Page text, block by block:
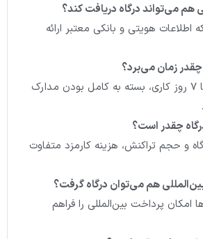
می‌تواند درگاه دریافت کند؟
اطلاعات هویتی و بانکی معتبر ارائه
زمان می‌برد؟
معمولاً بین ۳ تا ۷ روز کاری، بسته به کامل بودن مدارک
چقدر است؟
و حجم تراکنش، هزینه کارمزد متفاوت
هم می‌توان درگاه گرفت؟
امکان پرداخت بین‌المللی را فراهم